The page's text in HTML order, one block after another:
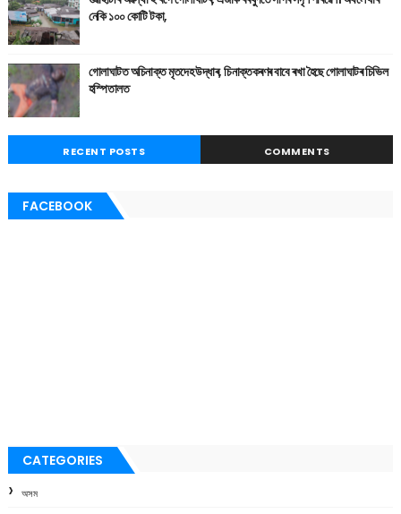
নেকি ১০০ কোটি টকা,
গোলাঘাটত অচিনাক্ত মৃতদেহ উদ্ধাৰ, চিনাক্তকৰণৰ বাবে ৰখা হৈছে গোলাঘাটৰ চিভিল
হস্পিতালত
RECENT POSTS COMMENTS
FACEBOOK
CATEGORIES
অসম